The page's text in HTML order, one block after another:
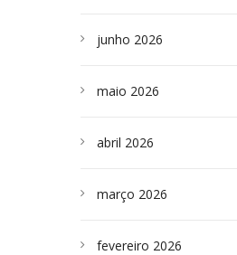
junho 2026
maio 2026
abril 2026
março 2026
fevereiro 2026